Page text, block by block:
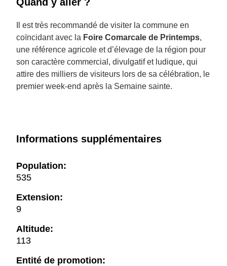
Il est très recommandé de visiter la commune en
coïncidant avec la Foire Comarcale de Printemps,
une référence agricole et d’élevage de la région pour
son caractère commercial, divulgatif et ludique, qui
attire des milliers de visiteurs lors de sa célébration, le
premier week-end après la Semaine sainte.
Informations supplémentaires
Population:
535
Extension:
9
Altitude:
113
Entité de promotion: